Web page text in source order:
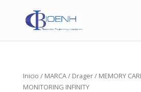
Inicio / MARCA/ Drager/ MEMORY
MONITORING INFINITY